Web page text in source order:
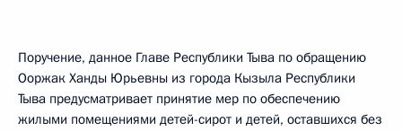
Поручение, данное Главе Республики Тыва по обращению
Ооржак Ханды Юрьевны из города Кызыла Республики
Тыва предусматривает принятие мер по обеспечению
жилыми помещениями детей-сирот и детей, оставшихся без